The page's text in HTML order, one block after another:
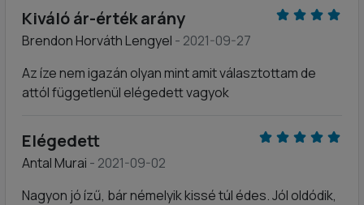
Kiváló ár-érték arány
Brendon Horváth Lengyel - 2021-09-27
Az íze nem igazán olyan mint amit választottam de
attól függetlenül elégedett vagyok
Elégedett
Antal Murai - 2021-09-02
Nagyon jó ízű, bár némelyik kissé túl édes. Jól oldódik,